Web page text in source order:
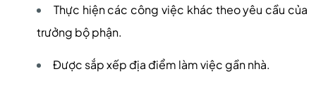
Thực hiện các công việc khác theo yêu cầu của
trưởng bộ phận.
Được sắp xếp địa điểm làm việc gần nhà.